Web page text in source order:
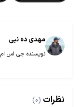
مهدی ده نبی
نویسنده جی اس ام
نظرات (0)